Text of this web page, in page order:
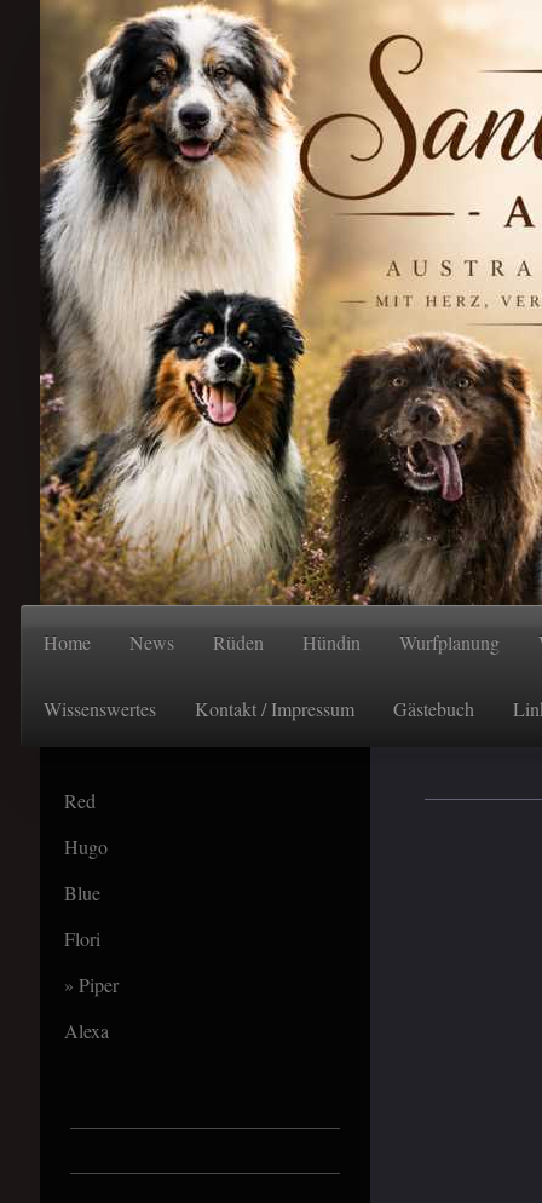
Home News Rüden Hündin Wurfplanung
Wissenswertes Kontakt / Impressum Gästebuch
Red
Hugo
Blue
Flori
Piper
Alexa